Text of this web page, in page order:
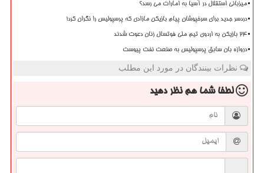
میزبانی استقلال در آسیا به امارات می رسد؟
دردسر جدید برای سرخپوشان پیام بازیکن مازادی که پرسپولیس را نگران کرد!
۲۴ بازیکن به اردوی تیم ملی فوتسال زنان دعوت شدند
دروازه بان سابق پرسپولیس به صنعت نفت پیوست
نظرات بینندگان در مورد این مطلب
لطفا شما همنظر دهید